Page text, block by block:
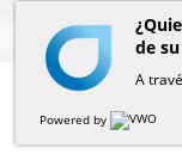
de
A
Powered by